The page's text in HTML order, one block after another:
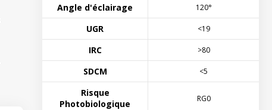
Angle d'éclairage 120°
UGR <19
IRC >80
SDCM <5
Risque
Photobiologique
RG0